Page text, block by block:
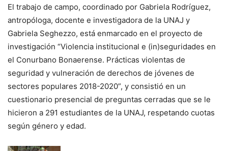
El trabajo de campo, coordinado por Gabriela Rodríguez,
antropóloga, docente e investigadora de la UNAJ y
Gabriela Seghezzo, está enmarcado en el proyecto de
investigación “Violencia institucional e (in)seguridades en
el Conurbano Bonaerense. Prácticas violentas de
seguridad y vulneración de derechos de jóvenes de
sectores populares 2018-2020”, y consistió en un
cuestionario presencial de preguntas cerradas que se le
hicieron a 291 estudiantes de la UNAJ, respetando cuotas
según género y edad.